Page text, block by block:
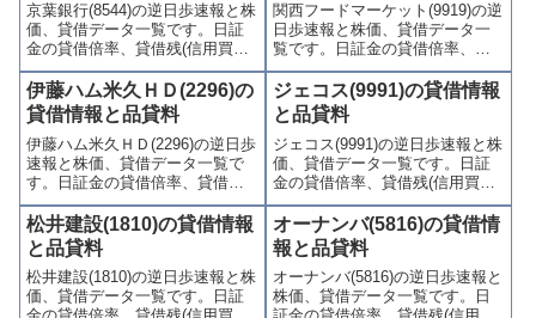
京葉銀行(8544)の逆日歩速報と株
価、貸借データ一覧です。日証
金の貸借倍率、貸借残(信用買
残、信用売残)、品貸料(逆日
歩)、東証の週末残高、規制(注意
喚起・申込停止)など、空売り関
連情報を集計し、図解でわかり
やすくまとめて掲載していま
す。
関西フードマーケット(9919)の逆
日歩速報と株価、貸借データ一
覧です。日証金の貸借倍率、貸
借残(信用買残、信用売残)、品貸
料(逆日歩)、東証の週末残高、規
制(注意喚起・申込停止)など、空
売り関連情報を集計し、図解で
わかりやすくまとめて掲載して
います。
伊藤ハム米久ＨＤ(2296)の
貸借情報と品貸料
伊藤ハム米久ＨＤ(2296)の逆日歩
速報と株価、貸借データ一覧で
す。日証金の貸借倍率、貸借残
(信用買残、信用売残)、品貸料
(逆日歩)、東証の週末残高、規制
(注意喚起・申込停止)など、空売
り関連情報を集計し、図解でわ
かりやすくまとめて掲載してい
ます。
ジェコス(9991)の貸借情報
と品貸料
ジェコス(9991)の逆日歩速報と株
価、貸借データ一覧です。日証
金の貸借倍率、貸借残(信用買
残、信用売残)、品貸料(逆日
歩)、東証の週末残高、規制(注意
喚起・申込停止)など、空売り関
連情報を集計し、図解でわかり
やすくまとめて掲載していま
す。
松井建設(1810)の貸借情報
と品貸料
松井建設(1810)の逆日歩速報と株
価、貸借データ一覧です。日証
オーナンバ(5816)の貸借情
報と品貸料
オーナンバ(5816)の逆日歩速報と
株価、貸借データ一覧です。日